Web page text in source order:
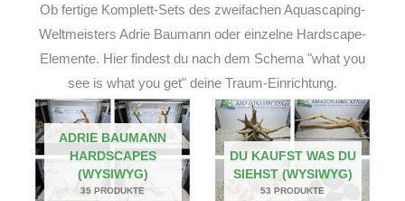
Ob fertige Komplett-Sets des zweifachen Aquascaping-
Weltmeisters Adrie Baumann oder einzelne Hardscape-
Elemente. Hier findest du nach dem Schema "what you
see is what you get" deine Traum-Einrichtung.
ADRIE BAUMANN
HARDSCAPES
(WYSIWYG)
35 PRODUKTE
DU KAUFST WAS DU
SIEHST (WYSIWYG)
53 PRODUKTE